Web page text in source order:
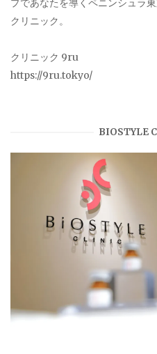
プであなたを導くペニンシュラ
クリニック。
クリニック 9ru
https://9ru.tokyo/
BIOSTYLE